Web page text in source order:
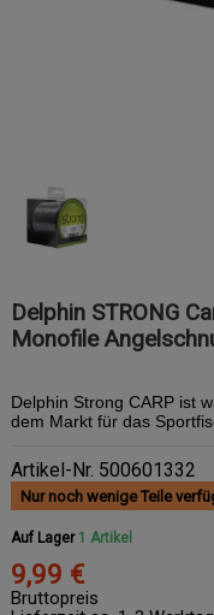
Delphin STRONG
Monofile
Delphin Strong CARP ist
dem Markt für das
Artikel-Nr. 500601332
Nur noch wenige Teile
Auf Lager 1 Artikel
9,99 €
Bruttopreis